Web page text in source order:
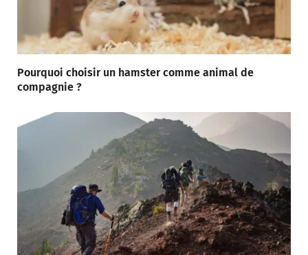
Pourquoi choisir un hamster comme animal de
compagnie ?